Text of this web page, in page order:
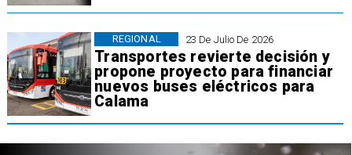
23 De Julio De 2026
Transportes revierte decisión y
propone proyecto para financiar
nuevos buses eléctricos para
Calama
REGIONAL